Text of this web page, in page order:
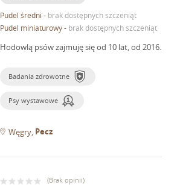
Pudel średni - brak dostępnych szczeniąt
Pudel miniaturowy- brak dostępnych szczeniąt
Hodowlą psów zajmuję się od 10 lat, od 2016.
Badania zdrowotne
Psy wystawowe
Węgry Pecz
(Brak opinii)